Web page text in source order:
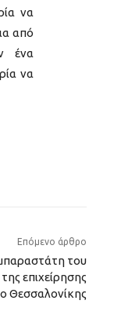
να
από
ένα
να
Επόμενο άρθρο
του
επιχείρησης
Θεσσαλονίκης